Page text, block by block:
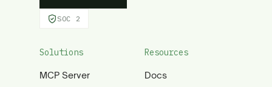
SOC 2
Solutions
MCP Server
Resources
Docs